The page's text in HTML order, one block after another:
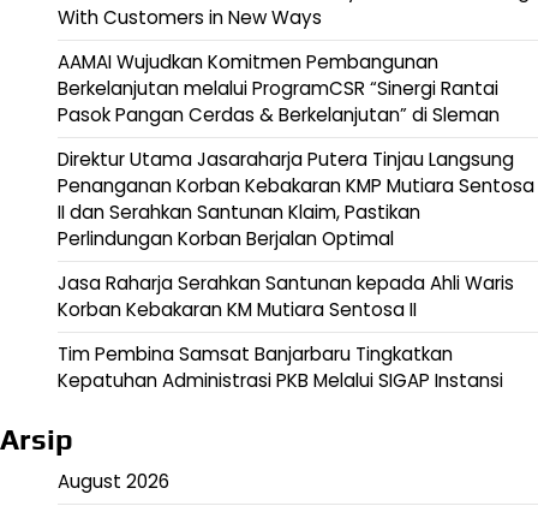
With Customers in New Ways
AAMAI Wujudkan Komitmen Pembangunan
Berkelanjutan melalui ProgramCSR “Sinergi Rantai
Pasok Pangan Cerdas & Berkelanjutan” di Sleman
Direktur Utama Jasaraharja Putera Tinjau Langsung
Penanganan Korban Kebakaran KMP Mutiara Sentosa
II dan Serahkan Santunan Klaim, Pastikan
Perlindungan Korban Berjalan Optimal
Jasa Raharja Serahkan Santunan kepada Ahli Waris
Korban Kebakaran KM Mutiara Sentosa II
Tim Pembina Samsat Banjarbaru Tingkatkan
Kepatuhan Administrasi PKB Melalui SIGAP Instansi
Arsip
August 2026